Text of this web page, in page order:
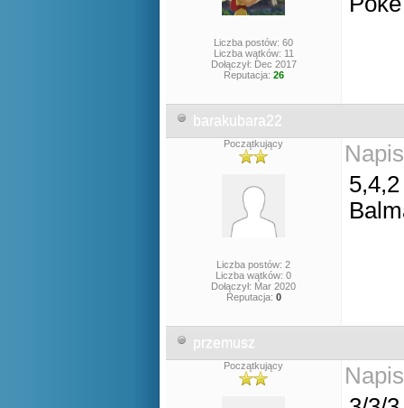
Liczba postów: 60
Liczba wątków: 11
Dołączył: Dec 2017
Reputacja: 26
barakubara22
Początkujący
Liczba postów: 2
Liczba wątków: 0
Dołączył: Mar 2020
Reputacja: 0
5,4,2
przemusz
Początkujący